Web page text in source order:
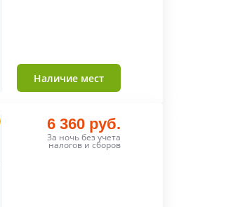
Наличие мест
6 360 руб.
За ночь без учета
налогов и сборов